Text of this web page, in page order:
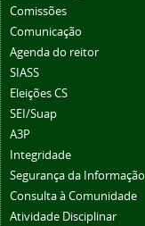
Comissões
Comunicação
Agenda do reitor
SIASS
Eleições CS
SEI/Suap
A3P
Integridade
Segurança da Informação
Consulta à Comunidade
Atividade Disciplinar